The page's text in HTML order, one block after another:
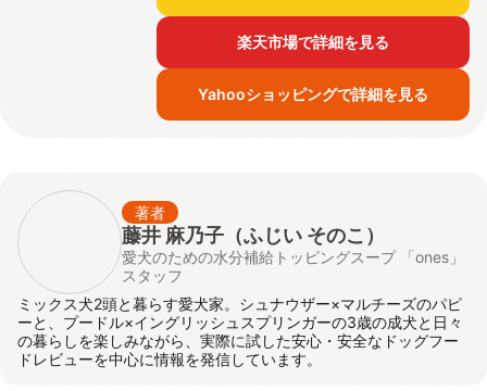
楽天市場で詳細を見る
Yahooショッピングで詳細を見る
著者
藤井 麻乃子（ふじい そのこ）
愛犬のための水分補給トッピングスープ 「ones」
スタッフ
ミックス犬2頭と暮らす愛犬家。シュナウザー×マルチーズのパピ
ーと、プードル×イングリッシュスプリンガーの3歳の成犬と日々
の暮らしを楽しみながら、実際に試した安心・安全なドッグフー
ドレビューを中心に情報を発信しています。